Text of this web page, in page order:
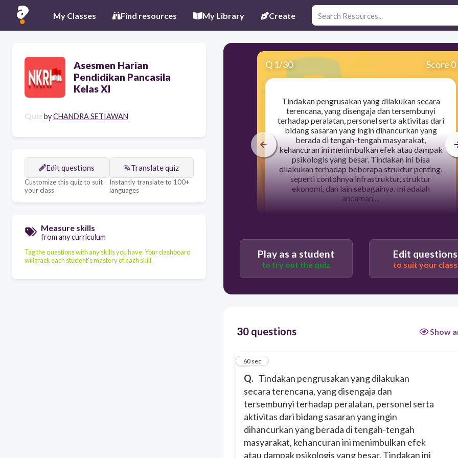
My Classes Find resources My Library Create
Asesmen Harian
Pendidikan Pancasila
Kelas XI
Quiz byCHANDRA SETIAWAN
Edit questions
Customize this quiz to suit
your class
Translate quiz
Instantly translate to 100+
languages
Measure skills
from any curriculum
Tag the questions with any skills you have. Your dashboard
will track each student's mastery of each skill.
Q 1/30 Score 0
Tindakan pengrusakan yang dilakukan secara
terencana, yang disengaja dan tersembunyi
terhadap peralatan, personel serta aktivitas dari
bidang sasaran yang ingin dihancurkan yang
berada di tengah-tengah masyarakat,
kehancuran ini menimbulkan efek atau dampak
psikologis yang besar. Tindakan ini bisa
dilakukan terhadap beberapa struktur penting,
seperti contohnya infrastruktur, struktur
ekonomi, dan lain sebagainya. Ini adalah
ancaman....
Invansi
Pelanggaran wilayah
Play as a student
to try out the quiz
Edit questions
to suit your class
30 questions Show
Q. Tindakan pengrusakan yang dilakukan
secara terencana, yang disengaja dan
tersembunyi terhadap peralatan, personel serta
aktivitas dari bidang sasaran yang ingin
dihancurkan yang berada di tengah-tengah
masyarakat, kehancuran ini menimbulkan efek
atau dampak psikologis yang besar. Tindakan ini
160 sec